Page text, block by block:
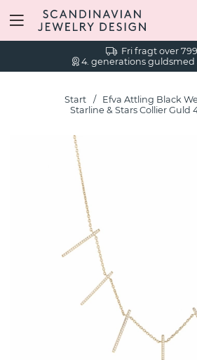
Fri fragt over
4. generations guldsmed
Start
Efva Attling Black
Starline & Stars Collier Guld